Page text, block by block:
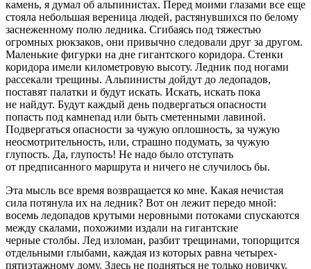
камень, я думал об альпинистах. Перед моими глазами все еще
стояла небольшая вереница людей, растянувшихся по белому
заснеженному полю ледника. Сгибаясь под тяжестью
огромных рюкзаков, они привычно следовали друг за другом.
Маленькие фигурки на дне гигантского коридора. Стенки
коридора имели километровую высоту. Ледник под ногами
рассекали трещины. Альпинисты дойдут до ледопадов,
поставят палатки и будут искать. Искать, искать пока
не найдут. Будут каждый день подвергаться опасности
попасть под камнепад или быть сметенными лавиной.
Подвергаться опасности за чужую оплошность, за чужую
неосмотрительность, или, страшно подумать, за чужую
глупость. Да, глупость! Не надо было отступать
от предписанного маршрута и ничего не случилось бы.
Эта мысль все время возвращается ко мне. Какая нечистая
сила потянула их на ледник? Вот он лежит передо мной:
восемь ледопадов крутыми неровными потоками спускаются
между скалами, похожими издали на гигантские
черные столбы. Лед изломан, разбит трещинами, топорщится
отдельными глыбами, каждая из которых равна четырех-
пятиэтажному дому. Здесь не подняться не только новичку,